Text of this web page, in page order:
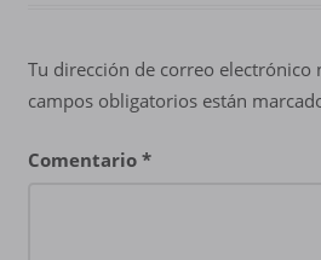
Tu dirección de correo electrónico
campos obligatorios están
Comentario *